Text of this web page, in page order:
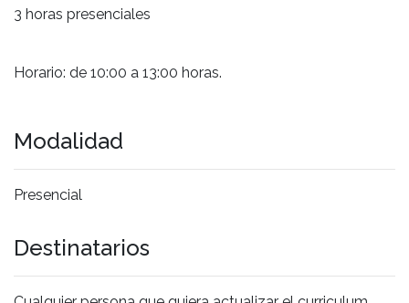
3 horas presenciales
Horario: de 10:00 a 13:00 horas.
Modalidad
Presencial
Destinatarios